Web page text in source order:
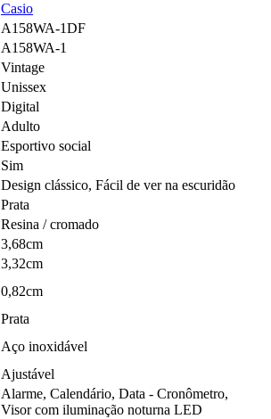
Casio
A158WA-1DF
A158WA-1
Vintage
Unissex
Digital
Adulto
Esportivo social
Sim
Design clássico, Fácil de ver na escuridão
Prata
Resina / cromado
3,68cm
3,32cm
0,82cm
Prata
Aço inoxidável
Ajustável
Alarme, Calendário, Data - Cronômetro,
Visor com iluminação noturna LED